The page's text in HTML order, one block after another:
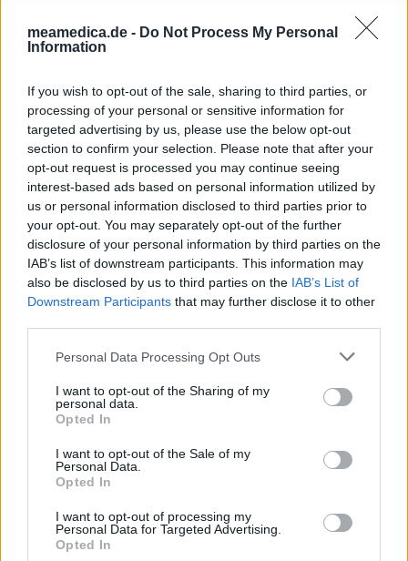
meamedica.de - Do Not Process My Personal
Information
If you wish to opt-out of the sale, sharing to third parties, or
processing of your personal or sensitive information for
targeted advertising by us, please use the below opt-out
section to confirm your selection. Please note that after your
opt-out request is processed you may continue seeing
interest-based ads based on personal information utilized by
us or personal information disclosed to third parties prior to
your opt-out. You may separately opt-out of the further
disclosure of your personal information by third parties on the
IAB’s list of downstream participants. This information may
also be disclosed by us to third parties on the IAB’s List of
Downstream Participants that may further disclose it to other
Personal Data Processing Opt Outs
I want to opt-out of the Sharing of my
personal data.
Opted In
I want to opt-out of the Sale of my
Personal Data.
Opted In
I want to opt-out of processing my
Personal Data for Targeted Advertising.
Opted In
Cymbalta (98)
Depression - andere Mittel
Die Bewertungen und Kommentare dieser Seite sind
nutzergenerierter Inhalt. Diese werden vor der Veröffentlichung
gelesen und teilweise überarbeitet, um unseren Standards (für
Arzneimittel- und Gesundheitszustand) zu entsprechen. Wir
setzen von unseren Benutzern keine nachgewiesenen
medizinischen Kenntnisse voraus um ihre Meinungen
auszutauschen. Auf diese Weise geben die beschriebenen
Meinungen und Erfahrungen nur die Ansichten der jeweiligen
Autoren wieder und nicht jene des Eigentümers dieser Website.
Bitte beachten Sie, dass eine Erfahrung von Person zu Person
Medikamenten zu erhalten.